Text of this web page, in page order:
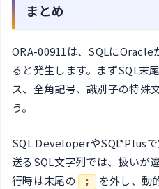
まとめ
ORA-00911は、SQLにOracle
ると発生します。まずSQL末
ス、全角記号、識別子の特殊
う。
SQL DeveloperやSQL*Plus
送るSQL文字列では、扱いが
行時は末尾の
;
を外し、動